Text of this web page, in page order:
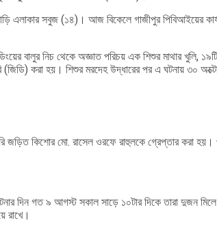
এলাকার সবুজ (১৪)। আজ বিকেলে গাজীপুর পিবিআইয়ের
বালুর নিচ থেকে অজ্ঞাত পরিচয় এক শিশুর মাথার খুলি,
(জিডি) করা হয়। শিশুর মরদেহ উদ্ধারের পর এ ঘটনায় ৩০
জড়িত কিশোর মো. রাসেল ওরফে রাহুলকে গ্রেপ্তার করা
দিন গত ৯ আগস্ট সকাল সাড়ে ১০টার দিকে তারা দুজন
রাখে।